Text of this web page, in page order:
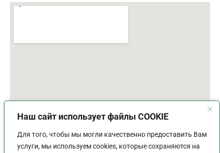
Наш сайт использует файлы COOKIE
Для того, чтобы мы могли качественно предоставить Вам
услуги, мы используем cookies, которые сохраняются на